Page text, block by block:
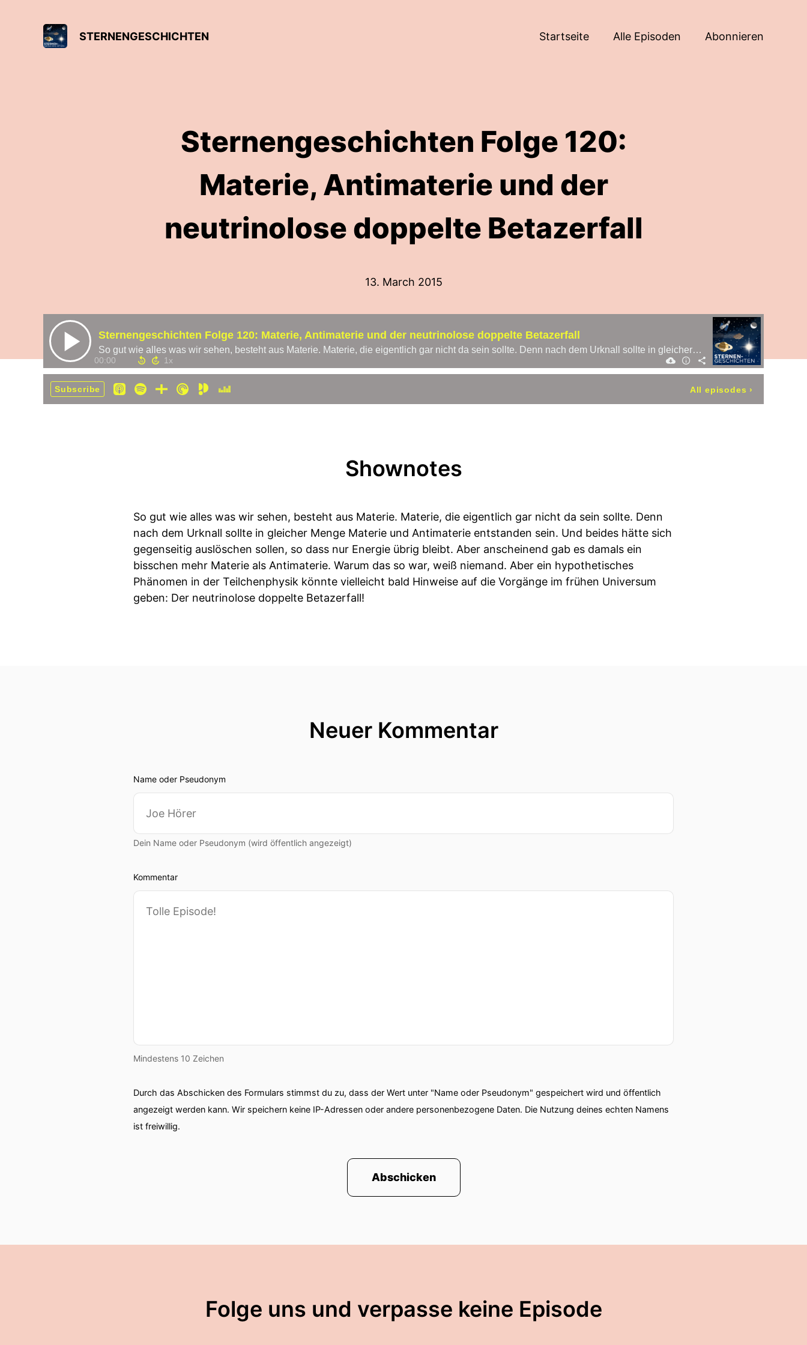
STERNENGESCHICHTEN Startseite Alle Episoden Abonnieren
Sternengeschichten Folge 120:
Materie, Antimaterie und der
neutrinolose doppelte Betazerfall
13. March 2015
Sternengeschichten Folge 120: Materie, Antimaterie und der neutrinolose doppelte Betazerfall
So gut wie alles was wir sehen, besteht aus Materie. Materie, die eigentlich gar nicht da sein sollte. Denn nach dem Urknall sollte in gleicher Menge Materie und Antimaterie entstanden sein. Und beides hätte sich gegenseitig auslöschen sollen, so dass nur
00:00
Subscribe All episodes ›
Shownotes
So gut wie alles was wir sehen, besteht aus Materie. Materie, die eigentlich gar nicht da sein sollte. Denn
nach dem Urknall sollte in gleicher Menge Materie und Antimaterie entstanden sein. Und beides hätte sich
gegenseitig auslöschen sollen, so dass nur Energie übrig bleibt. Aber anscheinend gab es damals ein
bisschen mehr Materie als Antimaterie. Warum das so war, weiß niemand. Aber ein hypothetisches
Phänomen in der Teilchenphysik könnte vielleicht bald Hinweise auf die Vorgänge im frühen Universum
geben: Der neutrinolose doppelte Betazerfall!
Neuer Kommentar
Name oder Pseudonym
Dein Name oder Pseudonym (wird öffentlich angezeigt)
Kommentar
Mindestens 10 Zeichen
Durch das Abschicken des Formulars stimmst du zu, dass der Wert unter "Name oder Pseudonym" gespeichert wird und öffentlich
angezeigt werden kann. Wir speichern keine IP-Adressen oder andere personenbezogene Daten. Die Nutzung deines echten Namens
ist freiwillig.
Abschicken
Folge uns und verpasse keine Episode